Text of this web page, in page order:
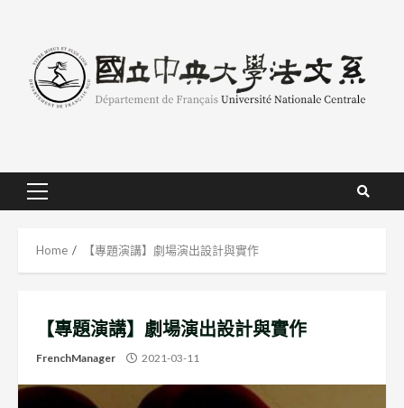
content
Primary
Home 【專題演講】劇場演出設計與實作
【專題演講】劇場演出設計與實作
FrenchManager 2021-03-11